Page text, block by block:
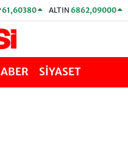
61,60380 ALTIN 6862,09000
SİYASET